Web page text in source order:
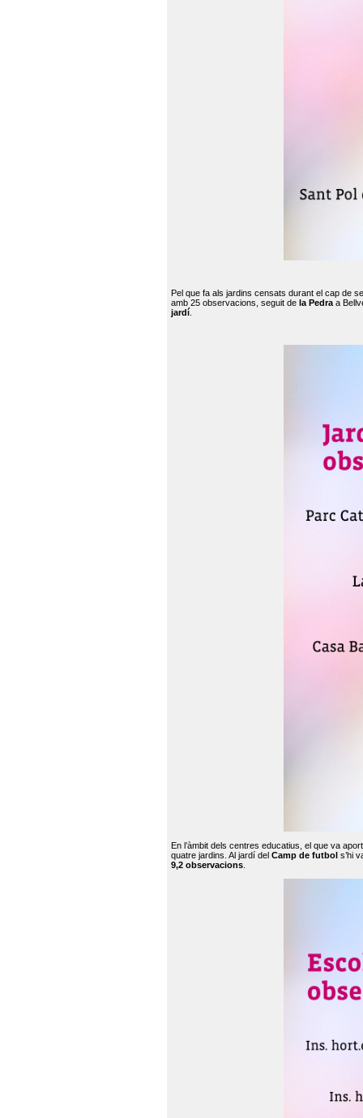
Pel que fa als jardins censats durant el cap de
amb 25 observacions, seguit de la Pedra a
jardí
En l’àmbit dels centres educatius, el que va
quatre jardins. Al jardí del Camp de futbol s’hi
9,2 observacions